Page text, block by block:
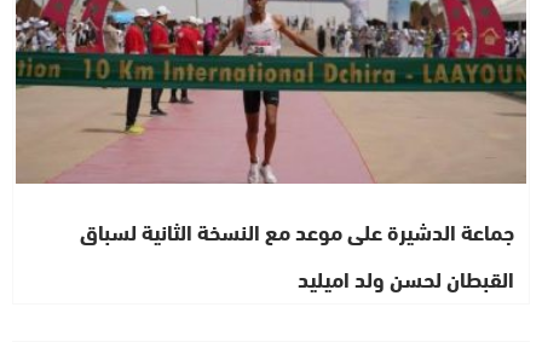
جماعة الدشيرة على موعد مع النسخة الثانية لسباق
القبطان لحسن ولد اميليد